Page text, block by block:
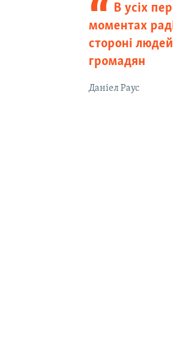
В усіх
моментах
стороні
громадян
Даніел Раус